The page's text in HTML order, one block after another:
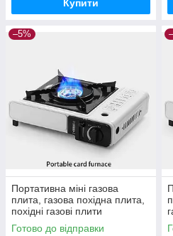
Купити
–5%
Портативна міні газова
плита, газова похідна плита,
похідні газові плити
Готово до відправки